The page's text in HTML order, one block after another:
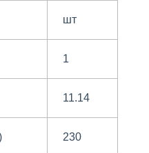
шт
1
11.14
230